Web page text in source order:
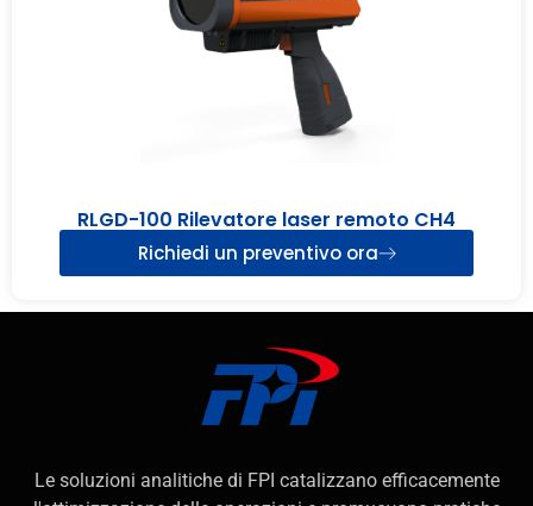
RLGD-100 Rilevatore laser remoto CH4
Richiedi un preventivo ora
Le soluzioni analitiche di FPI catalizzano efficacemente